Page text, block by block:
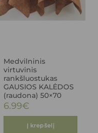
Medvilninis
virtuvinis
rankšluostukas
GAUSIOS KALĖDOS
(raudona) 50×70
6.99€
Į krepšelį